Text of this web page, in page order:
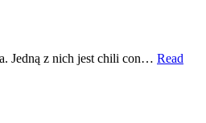
Jedną z nich jest chili con… Read